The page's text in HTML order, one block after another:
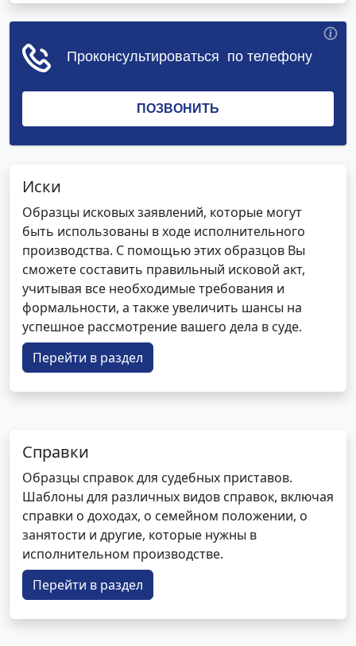
Иски
Образцы исковых заявлений, которые могут
быть использованы в ходе исполнительного
производства. С помощью этих образцов Вы
сможете составить правильный исковой акт,
учитывая все необходимые требования и
формальности, а также увеличить шансы на
успешное рассмотрение вашего дела в суде.
Перейти в раздел
Справки
Образцы справок для судебных приставов.
Шаблоны для различных видов справок, включая
справки о доходах, о семейном положении, о
занятости и другие, которые нужны в
исполнительном производстве.
Перейти в раздел